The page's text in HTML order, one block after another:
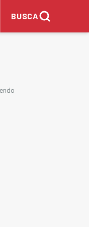
BUSCA